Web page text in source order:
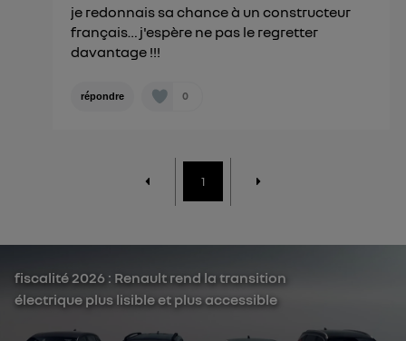
je redonnais sa chance à un constructeur
français… j'espère ne pas le regretter
davantage !!!
répondre 0
1
fiscalité 2026 : Renault rend la transition
électrique plus lisible et plus accessible